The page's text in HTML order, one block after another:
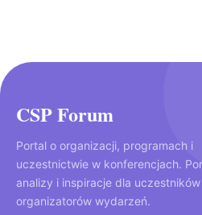
CSP Forum
Portal o organizacji, programach i
uczestnictwie w konferencjach.
analizy i inspiracje dla
organizatorów wydarzeń.